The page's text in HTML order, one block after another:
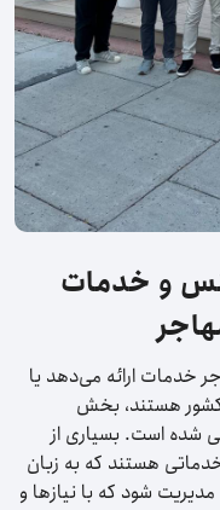
و خدمات
خدمات ارائه می‌دهد یا
کشور هستند، بخش
شده است. بسیاری از
هستند که به زبان
شود که با نیازها و